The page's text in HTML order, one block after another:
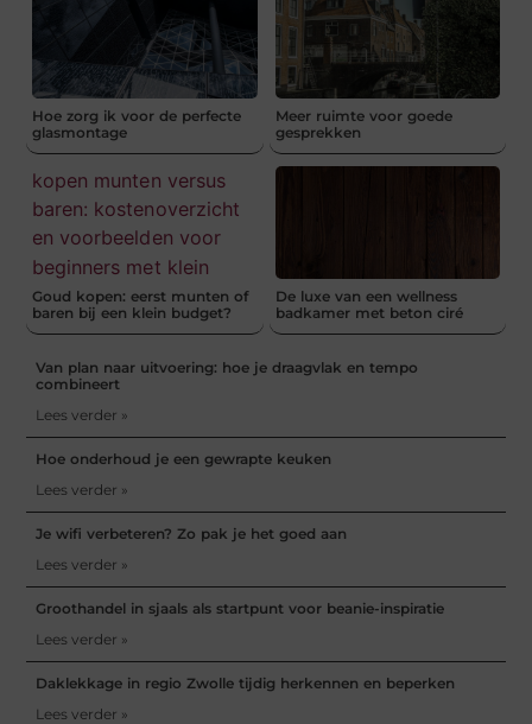
Hoe zorg ik voor de perfecte
glasmontage
Meer ruimte voor goede
gesprekken
Goud kopen: eerst munten of
baren bij een klein budget?
De luxe van een wellness
badkamer met beton ciré
Van plan naar uitvoering: hoe je draagvlak en tempo
combineert
Lees verder »
Hoe onderhoud je een gewrapte keuken
Lees verder »
Je wifi verbeteren? Zo pak je het goed aan
Lees verder »
Groothandel in sjaals als startpunt voor beanie-inspiratie
Lees verder »
Daklekkage in regio Zwolle tijdig herkennen en beperken
Lees verder »